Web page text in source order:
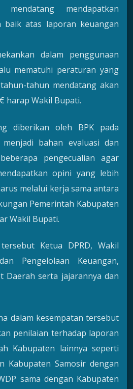
mendapatkan
baik atas laporan keuangan
dalam penggunaan
mematuhi peraturan yang
tahun mendatang akan
harap Wakil Bupati.
diberikan oleh BPK pada
bahan evaluasi dan
pengecualian agar
opini yang lebih
melalui kerja sama antara
Pemerintah Kabupaten
Wakil Bupati.
Ketua DPRD, Wakil
Pengelolaan Keuangan,
Daerah serta jajarannya dan
dalam kesempatan tersebut
penilaian terhadap laporan
Kabupaten lainnya seperti
Kabupaten Samosir dengan
sama dengan Kabupaten